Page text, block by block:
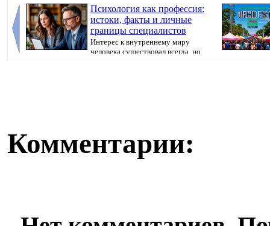
Психология как профессия:
истоки, факты и личные
границы специалистов
Интерес к внутреннему миру
человека существовал всегда, но
Комментарии: